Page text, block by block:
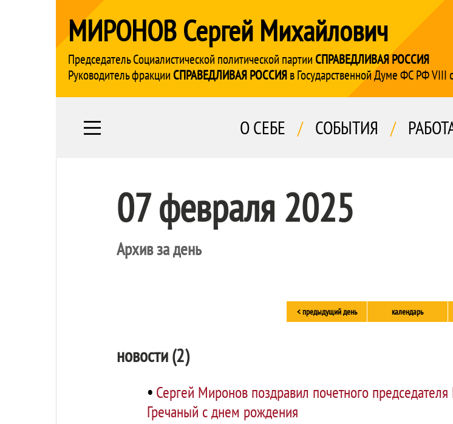
МИРОНОВ Сергей Михайлович
Председатель Социалистической политической партии СПРАВЕДЛИВАЯ РОССИЯ
Руководитель фракции СПРАВЕДЛИВАЯ РОССИЯв Государственной Думе ФС РФ VIII
О СЕБЕ / СОБЫТИЯ /
07 февраля 2025
Архив за день
< предыдущий день календарь
новости (2)
• Сергей Миронов поздравил почетного
Гречаный с днем рождения